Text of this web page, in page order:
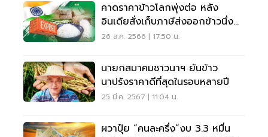
คาดราคาข้าวโลกพุ่งต่อ หลัง
อินเดียสั่งเก็บภาษีส่งออกข้าวนึ่ง
20% มีผลทันที
26 ส.ค. 2566 | 17:50 น.
นายกสมาคมชาวนาฯ ยันข้าว
นาปรังราคาดีที่สุดในรอบหลายปี
25 มี.ค. 2567 | 11:04 น.
ผวาปุ๋ย “คนละครึ่ง”งบ 3.3 หมื่น